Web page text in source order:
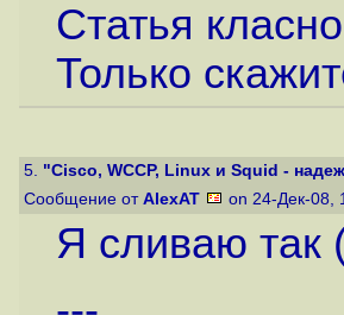
Статья
Только
5. "Cisco, WCCP, Linux и Squid -
Сообщение от AlexAT on 24-Дек-08,
Я сливаю так